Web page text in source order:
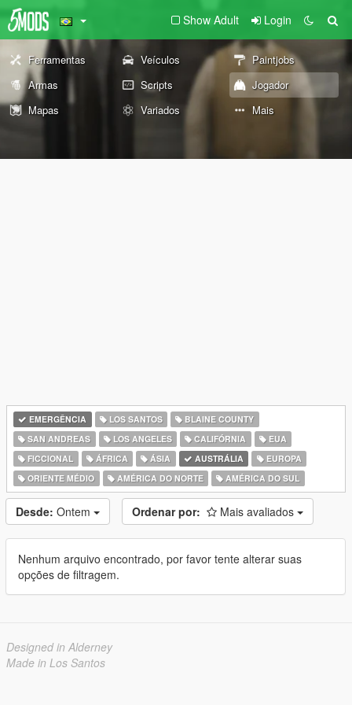
Show Adult Login
Ferramentas Veículos
Paintjobs
Armas
Scripts
Jogador
Mapas
Variados Mais
EMERGÊNCIA LOS SANTOS
BLAINE COUNTY
SAN ANDREAS
LOS ANGELES CALIFÓRNIA
EUA
FICCIONAL
ÁFRICA ÁSIA AUSTRÁLIA
EUROPA
ORIENTE MÉDIO
AMÉRICA DO NORTE AMÉRICA DO SUL
Desde: Ontem Ordenar por: Mais avaliados
Nenhum arquivo encontrado, por favor tente alterar suas
opções de filtragem.
Designed in Alderney
Made in Los Santos